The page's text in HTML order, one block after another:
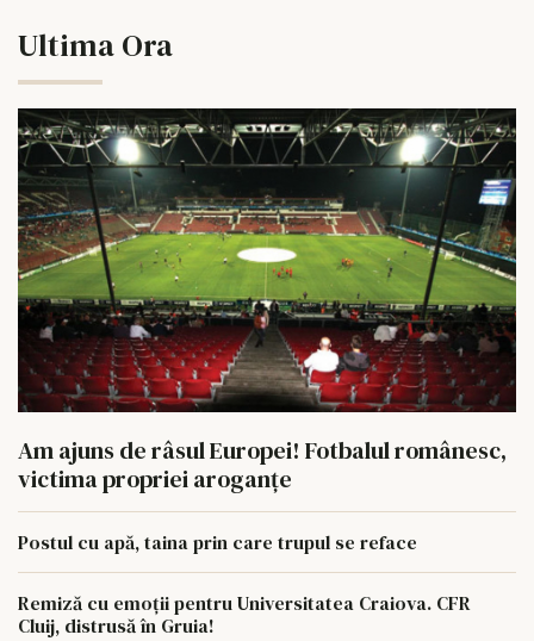
Ultima Ora
Am ajuns de râsul Europei! Fotbalul românesc,
victima propriei aroganțe
Postul cu apă, taina prin care trupul se reface
Remiză cu emoții pentru Universitatea Craiova. CFR
Cluij, distrusă în Gruia!